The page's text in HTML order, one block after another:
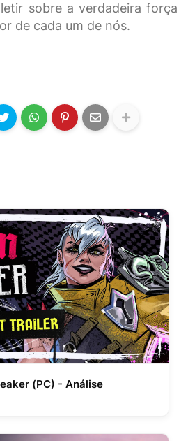
sobre a verdadeira força
de cada um de nós.
(PC) - Análise